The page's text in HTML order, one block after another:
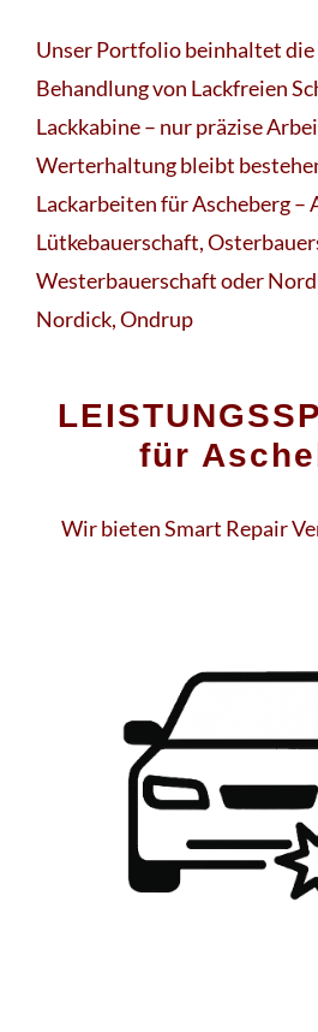
Unser Portfolio beinhaltet
Behandlung von Lackfreien
Lackkabine – nur präzise
Werterhaltung bleibt
Lackarbeiten für Ascheberg –
Lütkebauerschaft,
Westerbauerschaft oder
Nordick, Ondrup
für
Wir bieten Smart Repair